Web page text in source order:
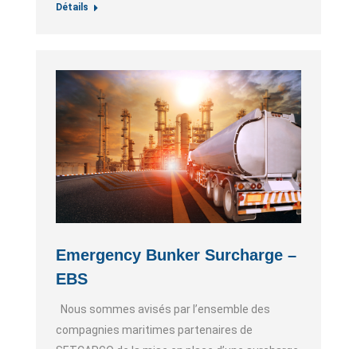
Détails
Emergency Bunker Surcharge –
EBS
Nous sommes avisés par l’ensemble des
compagnies maritimes partenaires de